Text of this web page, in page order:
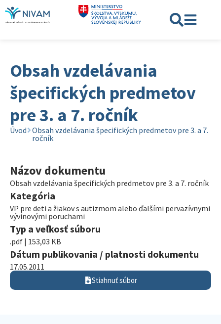
Obsah vzdelávania
špecifických predmetov
pre 3. a 7. ročník
Úvod
Obsah vzdelávania špecifických predmetov pre 3. a 7.
ročník
Názov dokumentu
Obsah vzdelávania špecifických predmetov pre 3. a 7. ročník
Kategória
VP pre deti a žiakov s autizmom alebo ďalšími pervazívnymi
vývinovými poruchami
Typ a veľkosť súboru
.pdf | 153,03 KB
Dátum publikovania / platnosti dokumentu
17.05.2011
Stiahnuť súbor